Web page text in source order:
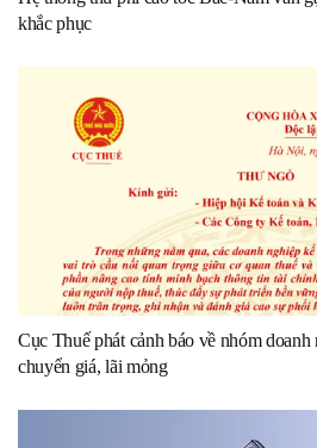
khắc phục
Cục Thuế phát cảnh báo về nhóm
chuyển giá, lãi mỏng